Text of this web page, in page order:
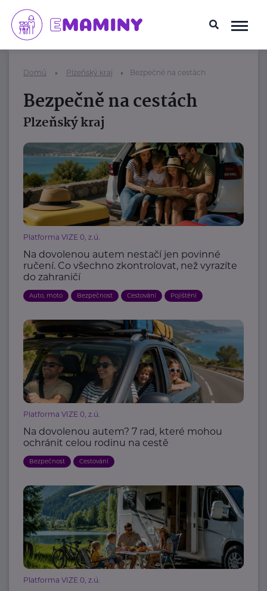
Domů Plzeňský kraj Bezpečně na cestách
Bezpečně na cestách
Plzeňský kraj
Platforma VIZE 0, z.ú.
Na dovolenou autem nestačí jen povinné
ručení. Co všechno zkontrolovat, než vyrazíte
do zahraničí
Auto, moto Bezpečnost Cestování Pojištění
Platforma VIZE 0, z.ú.
Na dovolenou autem? 7 rad, které mohou
ochránit celou rodinu na cestě
Bezpečnost Cestování
Platforma VIZE 0, z.ú.